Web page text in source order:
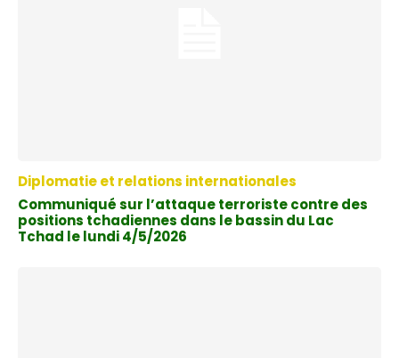
Diplomatie et relations internationales
Communiqué sur l’attaque terroriste contre des
positions tchadiennes dans le bassin du Lac
Tchad le lundi 4/5/2026